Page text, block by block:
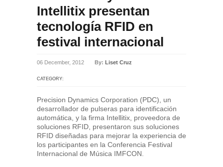
Intellitix presentan
tecnología RFID en
festival internacional
06 December, 2012 By: Liset Cruz
CATEGORY:
Precision Dynamics Corporation (PDC), un
desarrollador de pulseras para identificación
automática, y la firma Intellitix, proveedora de
soluciones RFID, presentaron sus soluciones
RFID diseñadas para mejorar la experiencia de
los participantes en la Conferencia Festival
Internacional de Música IMFCON.